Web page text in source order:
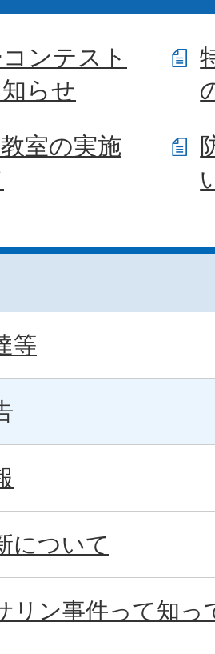
ンテスト
らせ
室の実施
等
について
リン事件って知っ